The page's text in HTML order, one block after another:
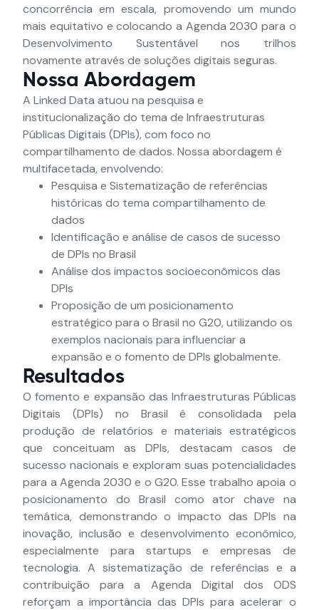
concorrência em escala, promovendo um mundo
mais equitativo e colocando a Agenda 2030 para o
Desenvolvimento Sustentável nos trilhos
novamente através de soluções digitais seguras.
Nossa Abordagem
A Linked Data atuou na pesquisa e
institucionalização do tema de Infraestruturas
Públicas Digitais (DPIs), com foco no
compartilhamento de dados. Nossa abordagem é
multifacetada, envolvendo:
Pesquisa e Sistematização de referências
históricas do tema compartilhamento de
dados
Identificação e análise de casos de sucesso
de DPIs no Brasil
Análise dos impactos socioeconômicos das
DPIs
Proposição de um posicionamento
estratégico para o Brasil no G20, utilizando os
exemplos nacionais para influenciar a
expansão e o fomento de DPIs globalmente.
Resultados
O fomento e expansão das Infraestruturas Públicas
Digitais (DPIs) no Brasil é consolidada pela
produção de relatórios e materiais estratégicos
que conceituam as DPIs, destacam casos de
sucesso nacionais e exploram suas potencialidades
para a Agenda 2030 e o G20. Esse trabalho apoia o
posicionamento do Brasil como ator chave na
temática, demonstrando o impacto das DPIs na
inovação, inclusão e desenvolvimento econômico,
especialmente para startups e empresas de
tecnologia. A sistematização de referências e a
contribuição para a Agenda Digital dos ODS
reforçam a importância das DPIs para acelerar o